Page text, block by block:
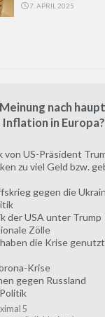
7. APRIL 2025
nach
in Europa?
von US-Präsident
zu viel Geld bzw.
gegen die
der USA unter Trump
Zölle
die Krise
Krise
gegen Russland
5